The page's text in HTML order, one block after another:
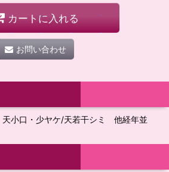
カートに入れる
お問い合わせ
小口・少ヤケ/天若干シミ 他経年並